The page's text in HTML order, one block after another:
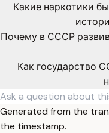
Какие наркотики
Почему в СССР
Как государство
Generated from the
the timestamp.